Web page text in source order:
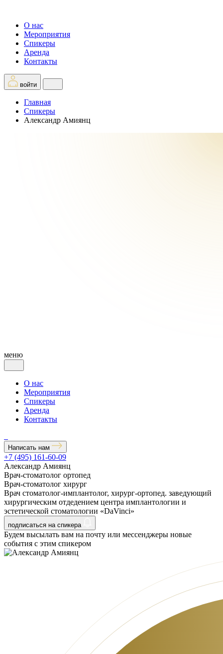
О нас
Мероприятия
Спикеры
Аренда
Контакты
войти
Главная
Спикеры
Александр Амиянц
меню
О нас
Мероприятия
Спикеры
Аренда
Контакты
Написать нам
+7 (495) 161-60-09
Александр Амиянц
Врач-стоматолог ортопед
Врач-стоматолог хирург
Врач стоматолог-имплантолог, хирург-ортопед. заведующий
хирургическим отдедением центра имплантологии и
эстетической стоматологии «DaVinci»
подписаться на спикера
Будем высылать вам на почту или мессенджеры новые
события с этим спикером